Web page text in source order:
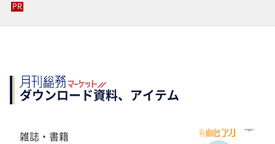
PR
ダウンロード資料、アイテム
雑誌・書籍